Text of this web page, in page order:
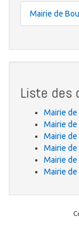
Mairie de
Liste des
Mairie de
Mairie
Mairie
Mairie
Mairie de
Mairie